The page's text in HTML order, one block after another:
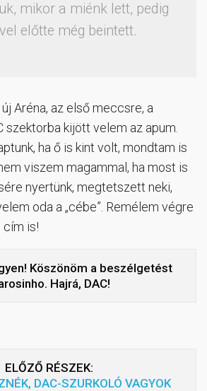
mikor a miénk lett, pedig
előtte még beintett.
Aréna, az első meccsre, a
szektorba kijött velem az apum.
ha ő is kint volt, mondtam is
viszem magammal, ha most is
nyertünk, megtetszett neki,
oda a „cébe”. Remélem végre
cím is!
Köszönöm a beszélgetést
Hajrá, DAC!
ELŐZŐ RÉSZEK:
DAC-SZURKOLÓ VAGYOK